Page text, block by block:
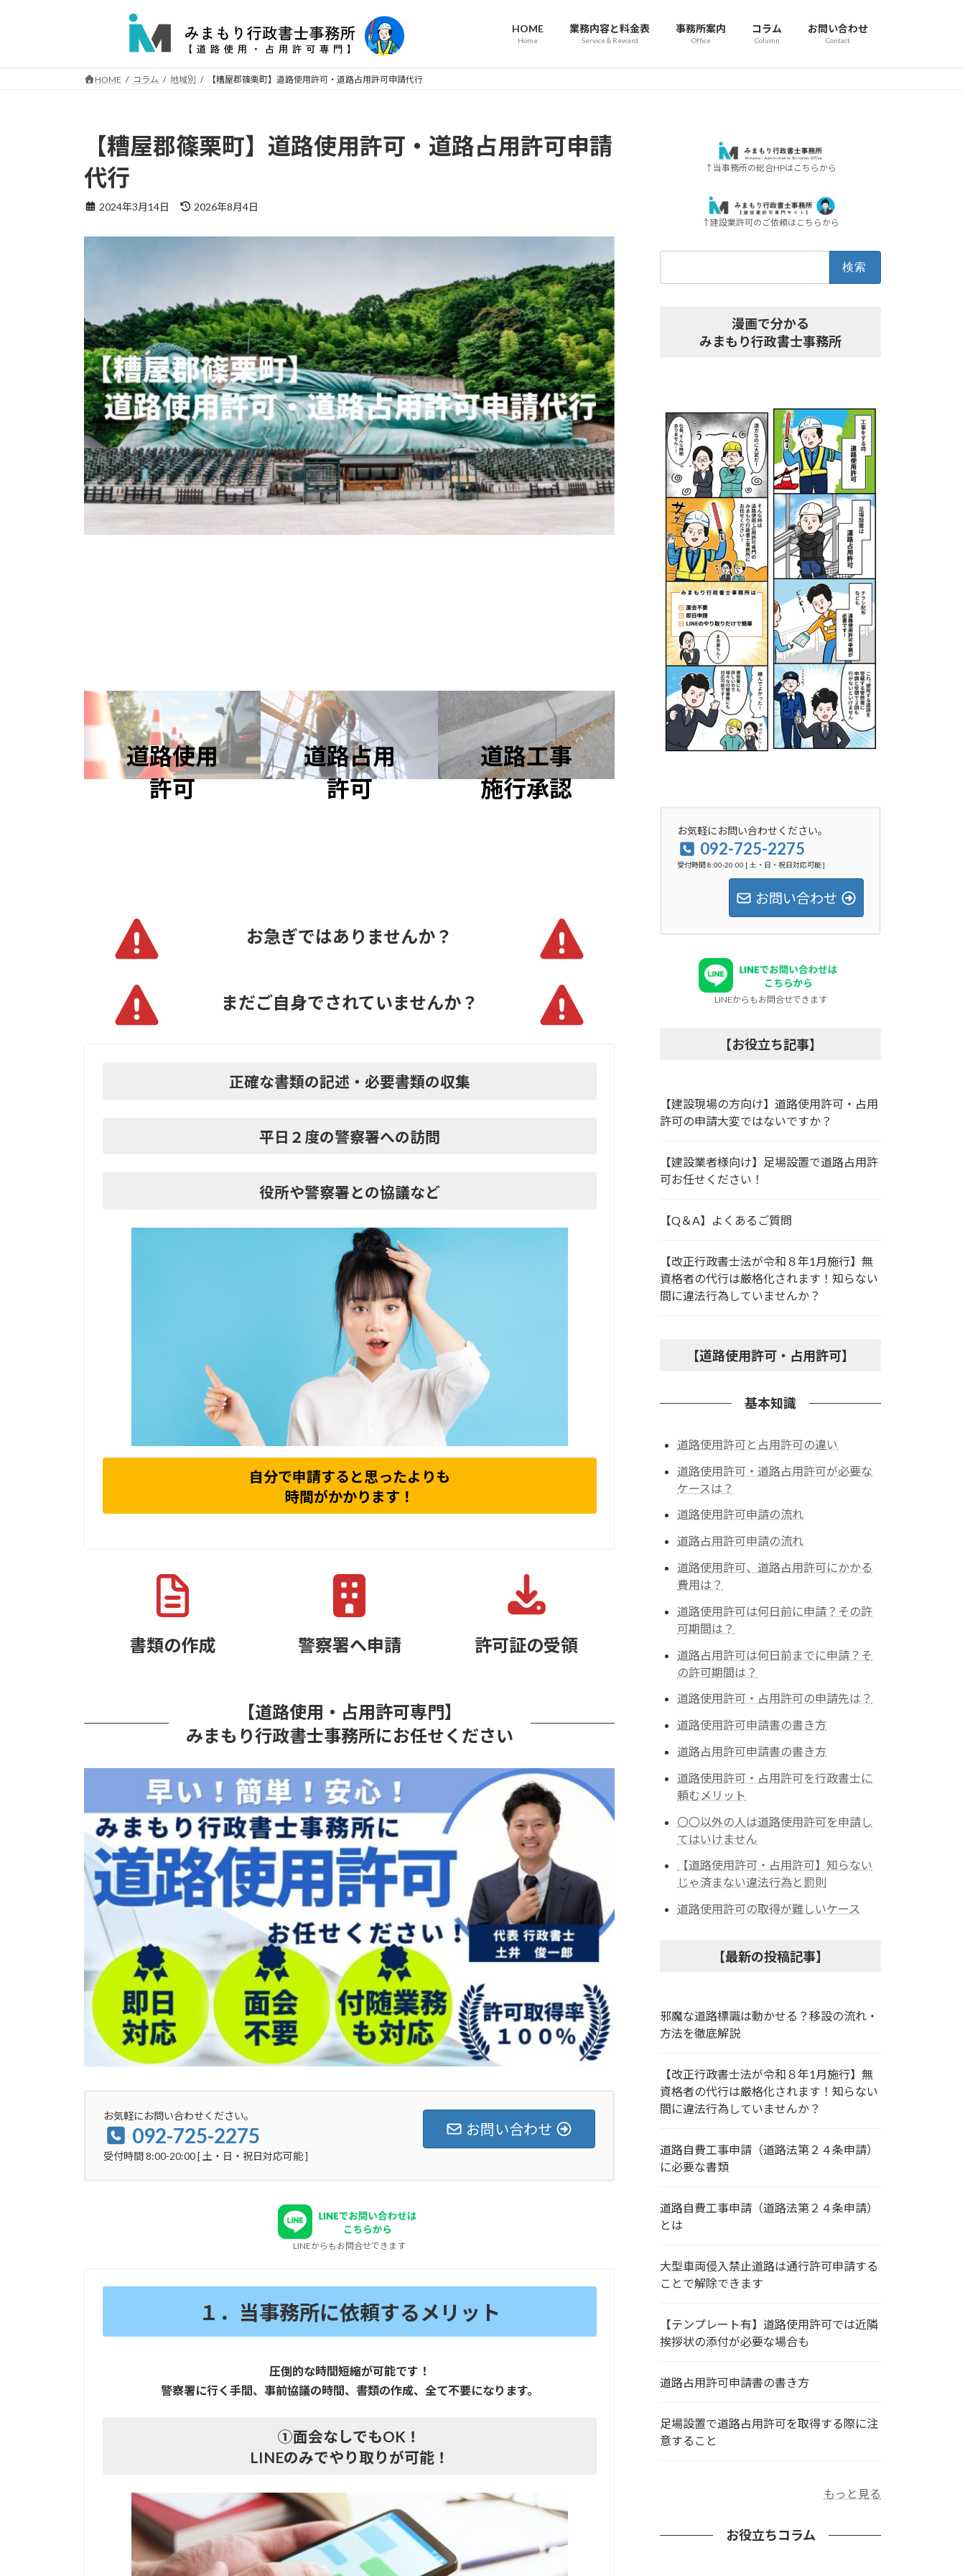
HOME
Home
業務内容と料金表
Service＆Reward
事務所案内
Office
コラム
Column
お問い合わせ
Contact
HOME コラム 地域別 【糟屋郡篠栗町】道路使用許可・道路占用許可申請代行
【糟屋郡篠栗町】道路使用許可・道路占用許可申請
代行
2024年3月14日
最
更
2026年8月4日
道路使用
許可
道路占用
許可
道路工事
施行承認
お急ぎではありませんか？
まだご自身でされていませんか？
正確な書類の記述・必要書類の収集
平日２度の警察署への訪問
役所や警察署との協議など
自分で申請すると思ったよりも
時間がかかります！
書類の作成 警察署へ申請 許可証の受領
【道路使用・占用許可専門】
みまもり行政書士事務所にお任せください
お気軽にお問い合わせください。
092-725-2275
受付時間 8:00-20:00 [ 土・日・祝日対応可能 ]
お問い合わせ
LINEからもお問合せできます
１．当事務所に依頼するメリット
圧倒的な時間短縮が可能です！
警察署に行く手間、事前協議の時間、書類の作成、全て不要になります。
①面会なしでもOK！
LINEのみでやり取りが可能！
↑当事務所の総合HPはこちらから
↑建設業許可のご依頼はこちらから
漫画で分かる
みまもり行政書士事務所
お気軽にお問い合わせください。
092-725-2275
受付時間 8:00-20:00 [ 土・日・祝日対応可能 ]
お問い合わせ
LINEからもお問合せできます
【お役立ち記事】
【建設現場の方向け】道路使用許可・占用
許可の申請大変ではないですか？
【建設業者様向け】足場設置で道路占用許
可お任せください！
【Q＆A】よくあるご質問
【改正行政書士法が令和８年1月施行】無
資格者の代行は厳格化されます！知らない
間に違法行為していませんか？
【道路使用許可・占用許可】
基本知識
道路使用許可と占用許可の違い
道路使用許可・道路占用許可が必要な
ケースは？
道路使用許可申請の流れ
道路占用許可申請の流れ
道路使用許可、道路占用許可にかかる
費用は？
道路使用許可は何日前に申請？その許
可期間は？
道路占用許可は何日前までに申請？そ
の許可期間は？
道路使用許可・占用許可の申請先は？
道路使用許可申請書の書き方
道路占用許可申請書の書き方
道路使用許可・占用許可を行政書士に
頼むメリット
〇〇以外の人は道路使用許可を申請し
てはいけません
【道路使用許可・占用許可】知らない
じゃ済まない違法行為と罰則
道路使用許可の取得が難しいケース
【最新の投稿記事】
邪魔な道路標識は動かせる？移設の流れ・
方法を徹底解説
【改正行政書士法が令和８年1月施行】無
資格者の代行は厳格化されます！知らない
間に違法行為していませんか？
道路自費工事申請（道路法第２４条申請）
に必要な書類
道路自費工事申請（道路法第２４条申請）
とは
大型車両侵入禁止道路は通行許可申請する
ことで解除できます
【テンプレート有】道路使用許可では近隣
挨拶状の添付が必要な場合も
道路占用許可申請書の書き方
足場設置で道路占用許可を取得する際に注
意すること
もっと見る
お役立ちコラム